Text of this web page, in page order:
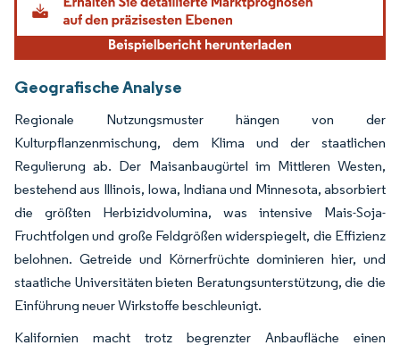
Geografische Analyse
Regionale Nutzungsmuster hängen von der
Kulturpflanzenmischung, dem Klima und der staatlichen
Regulierung ab. Der Maisanbaugürtel im Mittleren Westen,
bestehend aus Illinois, Iowa, Indiana und Minnesota, absorbiert
die größten Herbizidvolumina, was intensive Mais-Soja-
Fruchtfolgen und große Feldgrößen widerspiegelt, die Effizienz
belohnen. Getreide und Körnerfrüchte dominieren hier, und
staatliche Universitäten bieten Beratungsunterstützung, die die
Einführung neuer Wirkstoffe beschleunigt.
Kalifornien macht trotz begrenzter Anbaufläche einen